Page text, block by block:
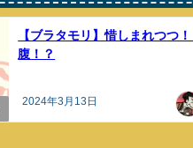
【ブラタモリ】惜しまれつつ
腹！？
2024年3月13日